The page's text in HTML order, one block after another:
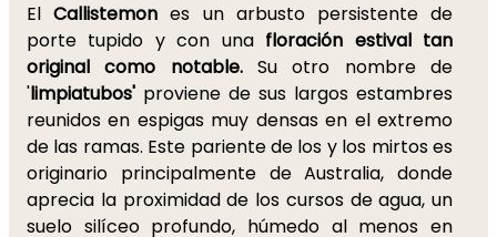
ElCallistemon es un arbusto persistente de
porte tupido y con una floración estival tan
original como notable.Su otro nombre de
'limpiatubos' proviene de sus largos estambres
reunidos en espigas muy densas en el extremo
de las ramas. Este pariente de los y los mirtos es
originario principalmente de Australia, donde
aprecia la proximidad de los cursos de agua, un
suelo silíceo profundo, húmedo al menos en